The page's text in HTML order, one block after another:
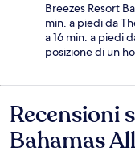
Breezes Resort
min. a piedi da
a 16 min. a piedi
posizione di un
Recensioni
Recensioni
Bahamas